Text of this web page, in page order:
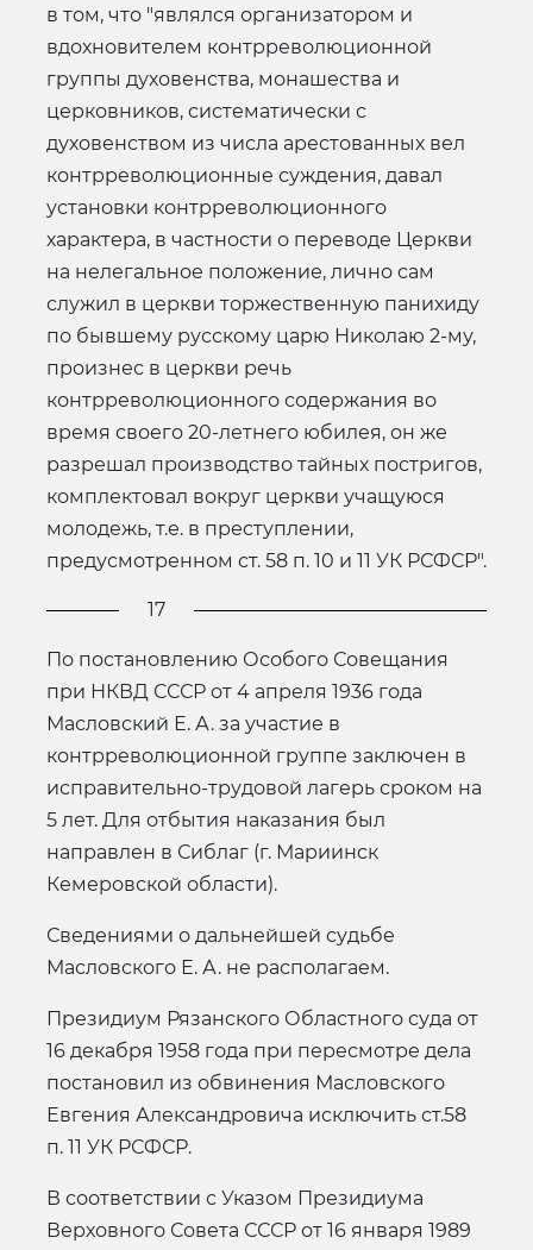
в том, что "являлся организатором и
вдохновителем контрреволюционной
группы духовенства, монашества и
церковников, систематически с
духовенством из числа арестованных вел
контрреволюционные суждения, давал
установки контрреволюционного
характера, в частности о переводе Церкви
на нелегальное положение, лично сам
служил в церкви торжественную панихиду
по бывшему русскому царю Николаю 2-му,
произнес в церкви речь
контрреволюционного содержания во
время своего 20-летнего юбилея, он же
разрешал производство тайных постригов,
комплектовал вокруг церкви учащуюся
молодежь, т.е. в преступлении,
предусмотренном ст. 58 п. 10 и 11 УК РСФСР".
17
По постановлению Особого Совещания
при НКВД СССР от 4 апреля 1936 года
Масловский Е. А. за участие в
контрреволюционной группе заключен в
исправительно-трудовой лагерь сроком на
5 лет. Для отбытия наказания был
направлен в Сиблаг (г. Мариинск
Кемеровской области).
Сведениями о дальнейшей судьбе
Масловского Е. А. не располагаем.
Президиум Рязанского Областного суда от
16 декабря 1958 года при пересмотре дела
постановил из обвинения Масловского
Евгения Александровича исключить ст.58
п. 11 УК РСФСР.
В соответствии с Указом Президиума
Верховного Совета СССР от 16 января 1989